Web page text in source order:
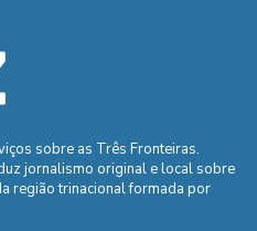
sobre as Três Fronteiras.
jornalismo original e local sobre
região trinacional formada por